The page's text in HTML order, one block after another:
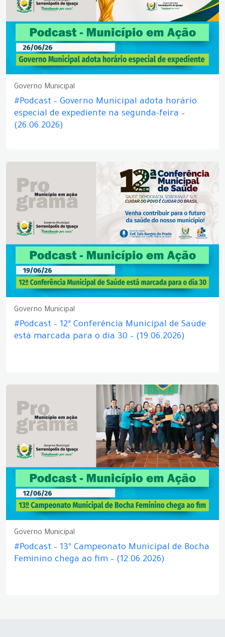
Governo Municipal
#Podcast – Governo Municipal adota horário
especial de expediente na segunda-feira –
(26.06.2026)
Governo Municipal
#Podcast – 12ª Conferência Municipal de Saúde
está marcada para o dia 30 – (19.06.2026)
Governo Municipal
#Podcast – 13º Campeonato Municipal de Bocha
Feminino chega ao fim – (12.06.2026)